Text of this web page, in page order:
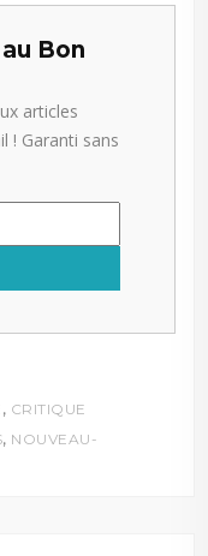
Bon
articles
! Garanti sans
, CRITIQUE
, NOUVEAU-